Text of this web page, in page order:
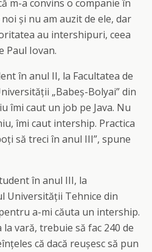
m-a convins o companie în
și nu am auzit de ele, dar
au intershipuri, ceea
Paul Iovan.
în anul II, la Facultatea de
„Babeș-Bolyai” din
îmi caut un job pe Java. Nu
îmi caut intership. Practica
să treci în anul III”, spune
în anul III, la
Universității Tehnice din
a-mi căuta un intership.
vară, trebuie să fac 240 de
că dacă reușesc să pun